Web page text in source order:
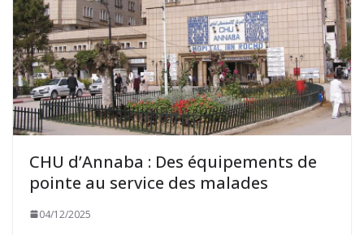
CHU d’Annaba : Des équipements de
pointe au service des malades
04/12/2025